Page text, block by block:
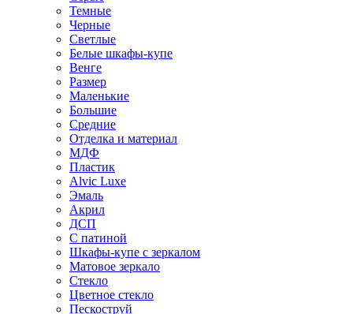
Темные
Черные
Светлые
Белые шкафы-купе
Венге
Размер
Маленькие
Большие
Средние
Отделка и материал
МДФ
Пластик
Alvic Luxe
Эмаль
Акрил
ДСП
С патиной
Шкафы-купе с зеркалом
Матовое зеркало
Стекло
Цветное стекло
Пескоструй